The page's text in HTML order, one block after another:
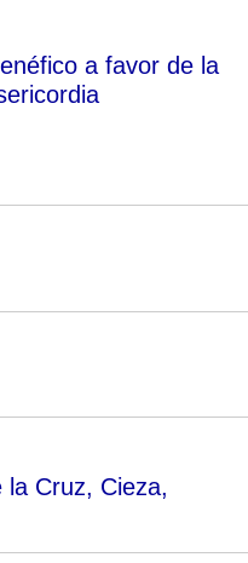
a favor de la
Cruz, Cieza,